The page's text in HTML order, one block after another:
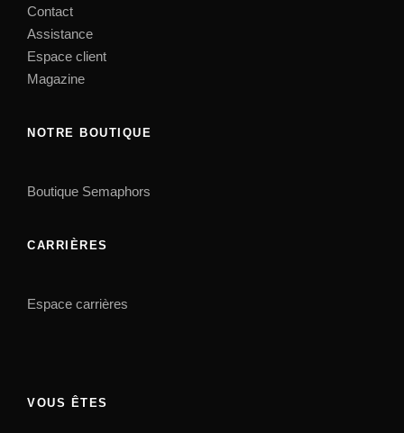
Contact
Assistance
Espace client
Magazine
NOTRE BOUTIQUE
Boutique Semaphors
CARRIÈRES
Espace carrières
VOUS ÊTES